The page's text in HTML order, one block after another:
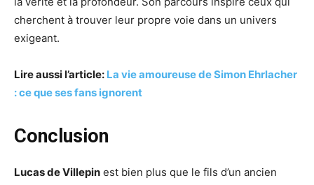
cherchent à trouver leur propre voie dans un univers
exigeant.
Lire aussi l’article: La vie amoureuse de Simon Ehrlacher
: ce que ses fans ignorent
Conclusion
Lucas de Villepin est bien plus que le fils d’un ancien